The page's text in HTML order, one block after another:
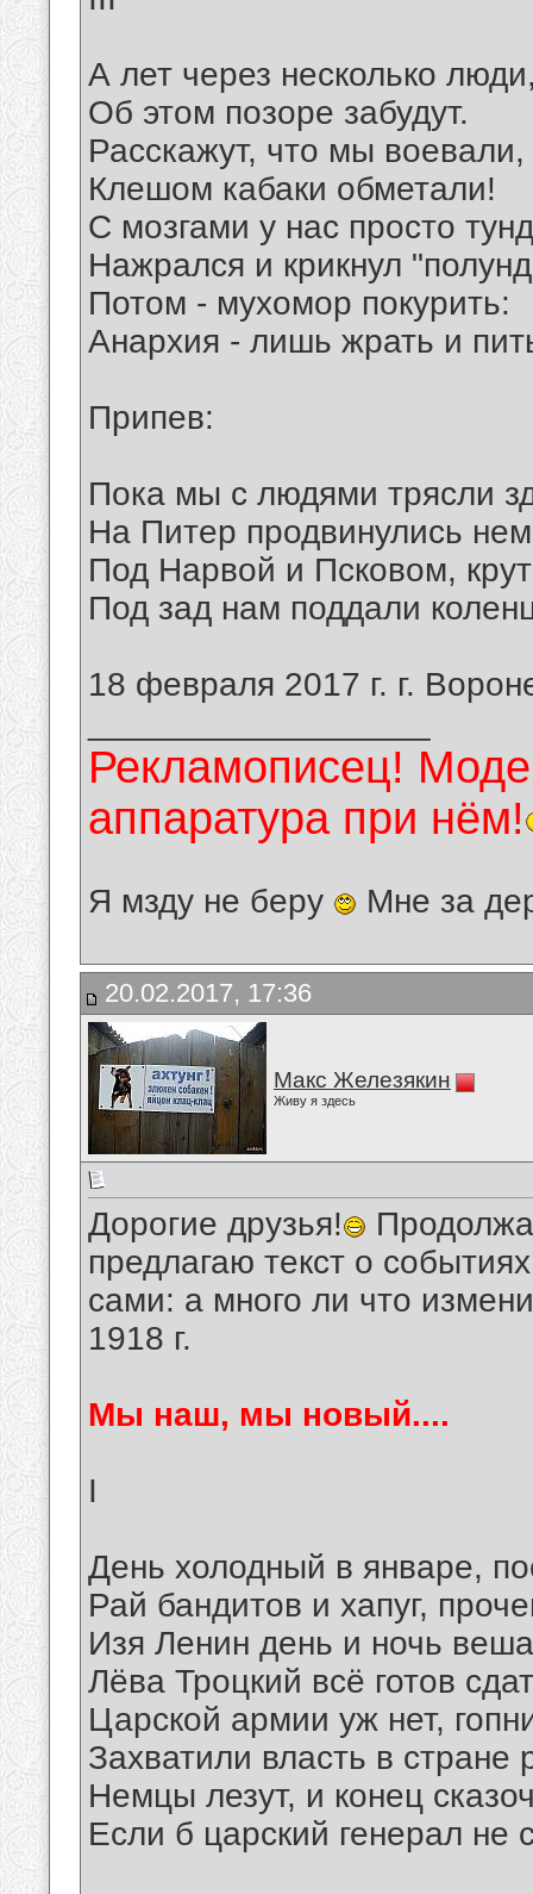
А лет через несколько
Об этом позоре забудут.
Расскажут, что мы воевали,
Клешом кабаки обметали!
С мозгами у нас просто
Нажрался и крикнул
Потом - мухомор покурить:
Анархия - лишь жрать и
Припев:
Пока мы с людями трясли
На Питер продвинулись
Под Нарвой и Псковом,
Под зад нам поддали
18 февраля 2017 г. г.
Рекламописец!
аппаратура при нём!
Я мзду не беру Мне за
20.02.2017, 17:36
Макс Железякин
Живу я здесь
Дорогие друзья!
предлагаю текст о
сами: а много ли что
1918 г.
Мы наш, мы новый....
I
День холодный в январе,
Рай бандитов и хапуг,
Изя Ленин день и ночь
Лёва Троцкий всё готов
Царской армии уж нет,
Захватили власть в
Немцы лезут, и конец
Если б царский генерал не